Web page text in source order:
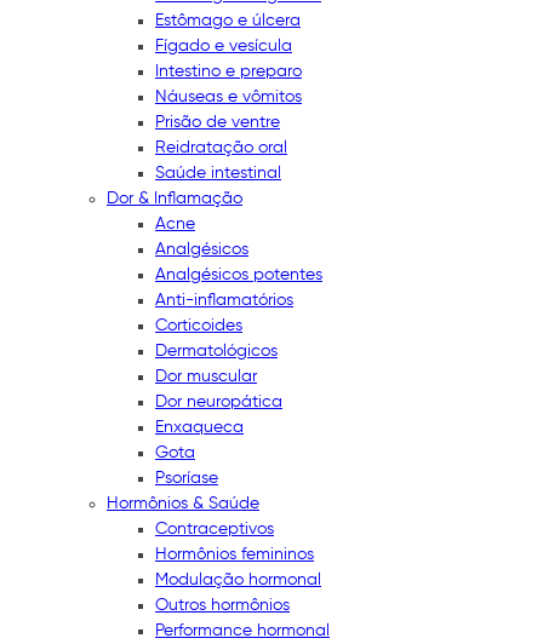
Estômago e úlcera
Fígado e vesícula
Intestino e preparo
Náuseas e vômitos
Prisão de ventre
Reidratação oral
Saúde intestinal
Dor & Inflamação
Acne
Analgésicos
Analgésicos potentes
Anti-inflamatórios
Corticoides
Dermatológicos
Dor muscular
Dor neuropática
Enxaqueca
Gota
Psoríase
Hormônios & Saúde
Contraceptivos
Hormônios femininos
Modulação hormonal
Outros hormônios
Performance hormonal